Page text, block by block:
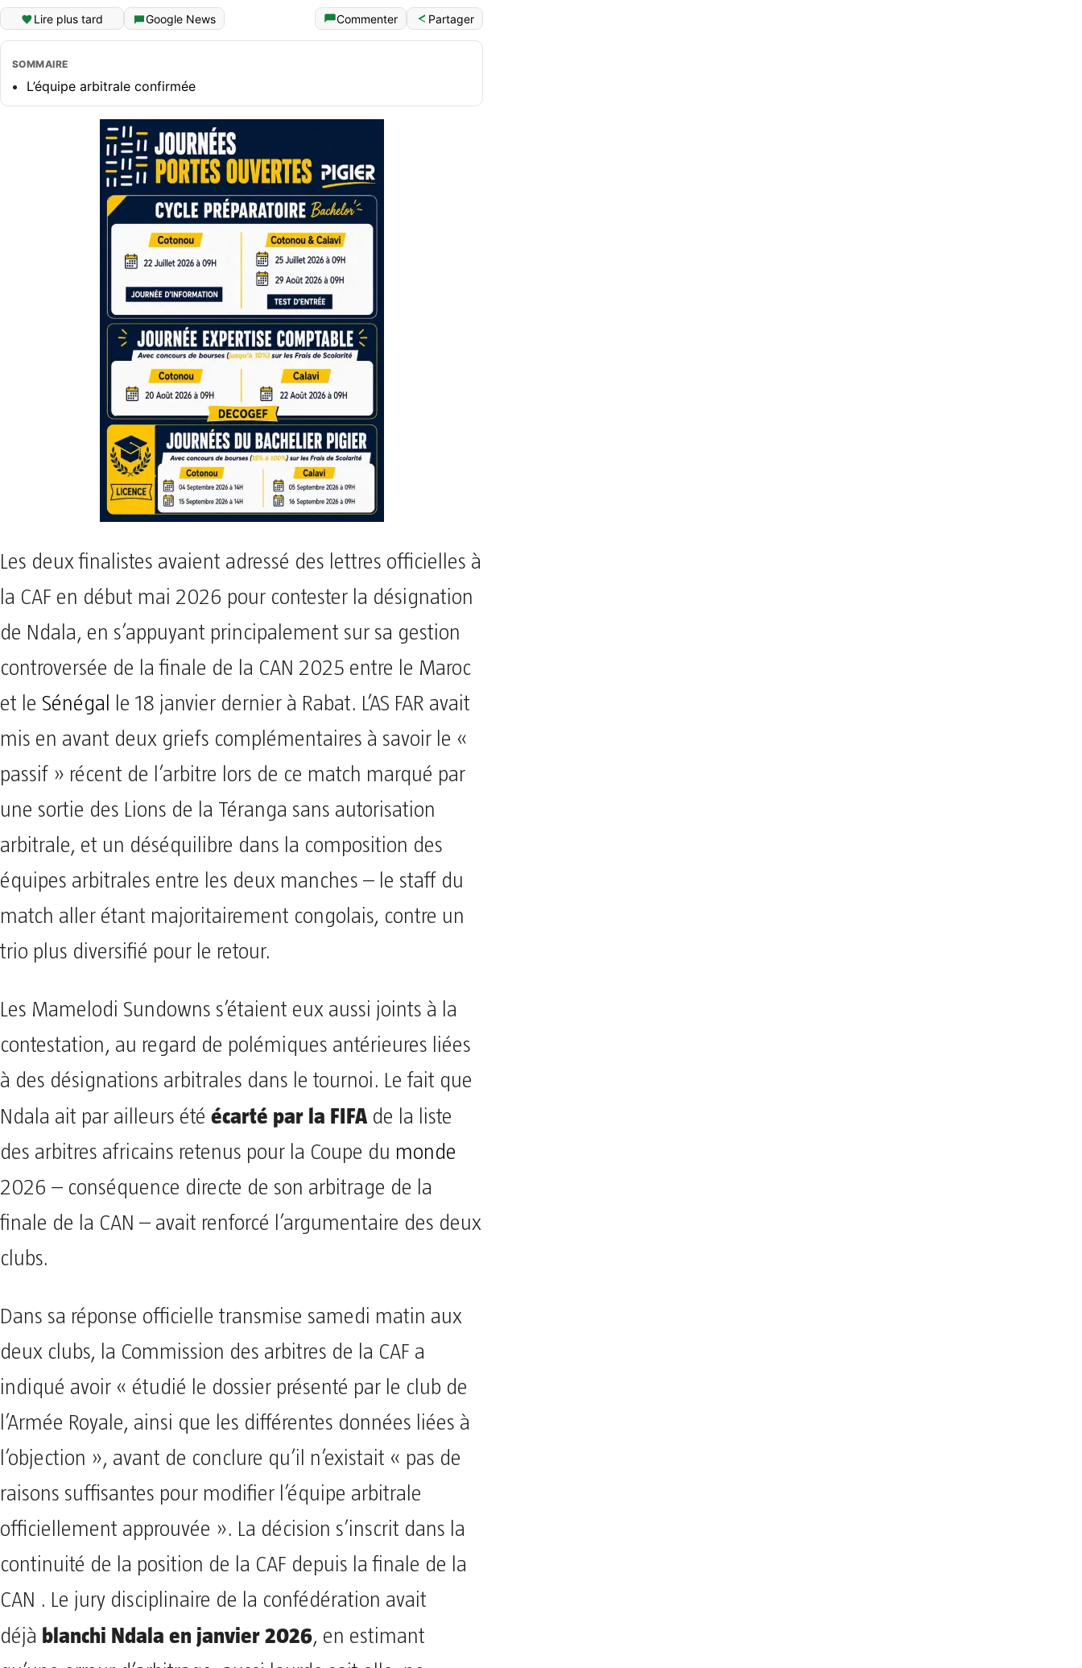
Lire plus tard
Google News Commenter Partager
SOMMAIRE
L’équipe arbitrale confirmée
Les deux finalistes avaient adressé des lettres officielles à
la CAF en début mai 2026 pour contester la désignation
de Ndala, en s’appuyant principalement sur sa gestion
controversée de la finale de la CAN 2025 entre le Maroc
et le Sénégal
le 18 janvier dernier à Rabat. L’AS FAR avait
mis en avant deux griefs complémentaires à savoir le «
passif » récent de l’arbitre lors de ce match marqué par
une sortie des Lions de la Téranga sans autorisation
arbitrale, et un déséquilibre dans la composition des
équipes arbitrales entre les deux manches – le staff du
match aller étant majoritairement congolais, contre un
trio plus diversifié pour le retour.
Les Mamelodi Sundowns s’étaient eux aussi joints à la
contestation, au regard de polémiques antérieures liées
à des désignations arbitrales dans le tournoi. Le fait que
Ndala ait par ailleurs été écarté par la FIFA de la liste
des arbitres africains retenus pour la Coupe du monde
2026 – conséquence directe de son arbitrage de la
finale de la CAN – avait renforcé l’argumentaire des deux
clubs.
Dans sa réponse officielle transmise samedi matin aux
deux clubs, la Commission des arbitres de la CAF a
indiqué avoir « étudié le dossier présenté par le club de
l’Armée Royale, ainsi que les différentes données liées à
l’objection », avant de conclure qu’il n’existait « pas de
raisons suffisantes pour modifier l’équipe arbitrale
officiellement approuvée ». La décision s’inscrit dans la
continuité de la position de la CAF depuis la finale de la
CAN . Le jury disciplinaire de la confédération avait
déjà blanchi Ndala en janvier 2026, en estimant